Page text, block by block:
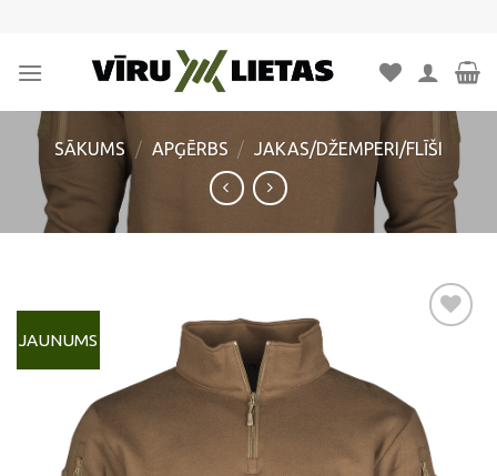
content
SĀKUMS / APĢĒRBS / JAKAS/DŽEMPERI/FLĪŠI
JAUNUMS
vēlmju
sarakstam